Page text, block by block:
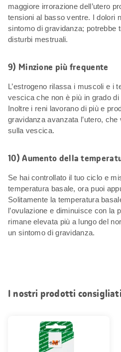
maggiore irrorazione dell’utero
tensioni al basso ventre. I dolori
sintomo di gravidanza; potrebbe
disturbi mestruali.
9) Minzione più frequente
L’estrogeno rilassa i muscoli e i
vescica che non è più in grado di
Inoltre i reni lavorano di più e
gravidanza avanzata l’utero,
sulla vescica.
10) Aumento della
Se hai controllato il tuo ciclo e
temperatura basale, ora puoi
Solitamente la temperatura
l’ovulazione e diminuisce con la
rimane elevata più a lungo del
un sintomo di gravidanza.
I nostri prodotti consigliati